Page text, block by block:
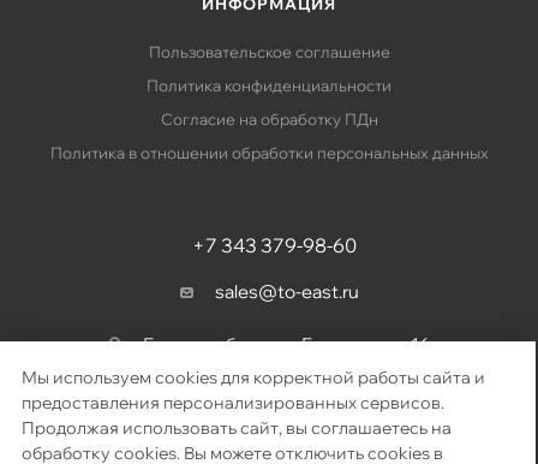
Мы используем cookies для корректной работы сайта и
предоставления персонализированных сервисов.
Продолжая использовать сайт, вы соглашаетесь на
обработку cookies. Вы можете отключить cookies в
Пользовательское соглашение
Политика конфиденциальности
Согласие на обработку ПДн
Политика в отношении обработки персональных данных
+7 343 379-98-60
sales@to-east.ru
Екатеринбург, ул. Барвинка, д. 16
2026 © «Восточный путь» – поставка телекоммуникационного